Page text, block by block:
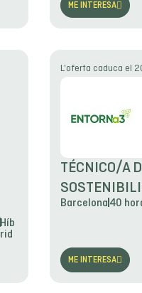
ME INTERESA
Híb
rid
L'oferta caduca el
TÉCNICO/A
Barcelona 40
ME INTERESA